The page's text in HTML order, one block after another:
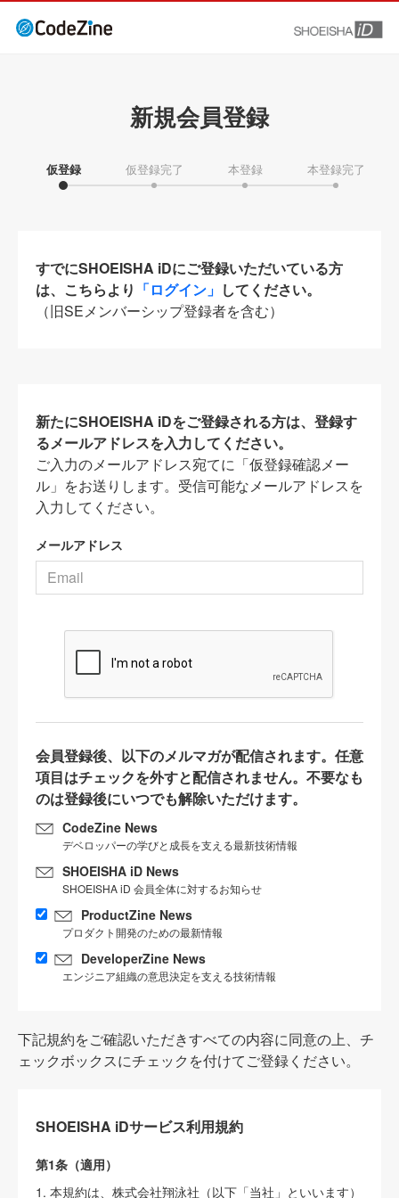
新規会員登録
仮登録 仮登録完了 本登録 本登録完了
すでにSHOEISHA iDにご登録いただいている方
は、こちらより 「ログイン」 してください。
（旧SEメンバーシップ登録者を含む）
新たにSHOEISHA iDをご登録される方は、登録す
るメールアドレスを入力してください。
ご入力のメールアドレス宛てに「仮登録確認メー
ル」をお送りします。受信可能なメールアドレスを
入力してください。
メールアドレス
会員登録後、以下のメルマガが配信されます。任意
項目はチェックを外すと配信されません。不要なも
のは登録後にいつでも解除いただけます。
CodeZine News
デベロッパーの学びと成長を支える最新技術情報
SHOEISHA iD News
SHOEISHA iD 会員全体に対するお知らせ
ProductZine News
プロダクト開発のための最新情報
DeveloperZine News
エンジニア組織の意思決定を支える技術情報
下記規約をご確認いただきすべての内容に同意の上、チ
ェックボックスにチェックを付けてご登録ください。
SHOEISHA iDサービス利用規約
第1条（適用）
1. 本規約は、株式会社翔泳社（以下「当社」といいます）